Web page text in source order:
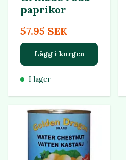
paprikor
57.95 SEK
Lägg i korgen
I lager